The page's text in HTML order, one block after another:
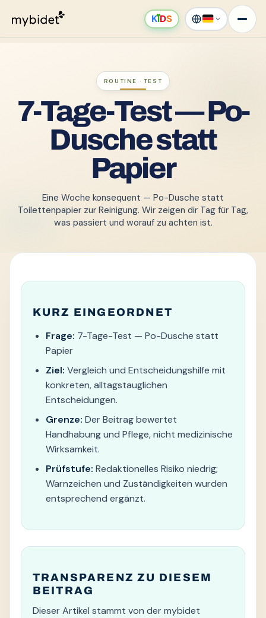
KıDS
ROUTINE · TEST
7-Tage-Test — Po-
Dusche statt
Papier
Eine Woche konsequent — Po-Dusche statt
Toilettenpapier zur Reinigung. Wir zeigen dir Tag für Tag,
was passiert und worauf zu achten ist.
KURZ EINGEORDNET
Frage: 7-Tage-Test — Po-Dusche statt
Papier
Ziel: Vergleich und Entscheidungshilfe mit
konkreten, alltagstauglichen
Entscheidungen.
Grenze: Der Beitrag bewertet
Handhabung und Pflege, nicht medizinische
Wirksamkeit.
Prüfstufe: Redaktionelles Risiko niedrig;
Warnzeichen und Zuständigkeiten wurden
entsprechend ergänzt.
TRANSPARENZ ZU DIESEM
BEITRAG
Dieser Artikel stammt von der mybidet